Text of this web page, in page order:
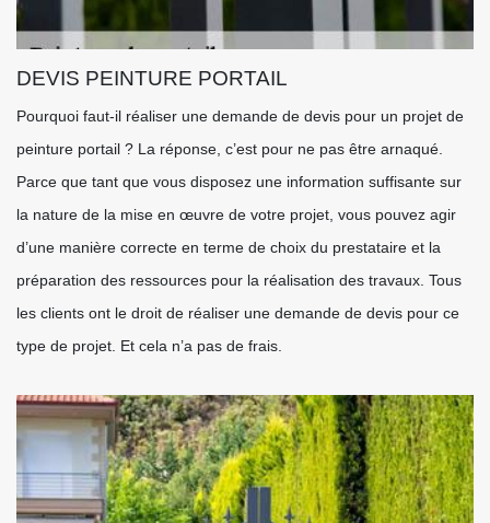
DEVIS PEINTURE PORTAIL
Pourquoi faut-il réaliser une demande de devis pour un projet de
peinture portail ? La réponse, c’est pour ne pas être arnaqué.
Parce que tant que vous disposez une information suffisante sur
la nature de la mise en œuvre de votre projet, vous pouvez agir
d’une manière correcte en terme de choix du prestataire et la
préparation des ressources pour la réalisation des travaux. Tous
les clients ont le droit de réaliser une demande de devis pour ce
type de projet. Et cela n’a pas de frais.